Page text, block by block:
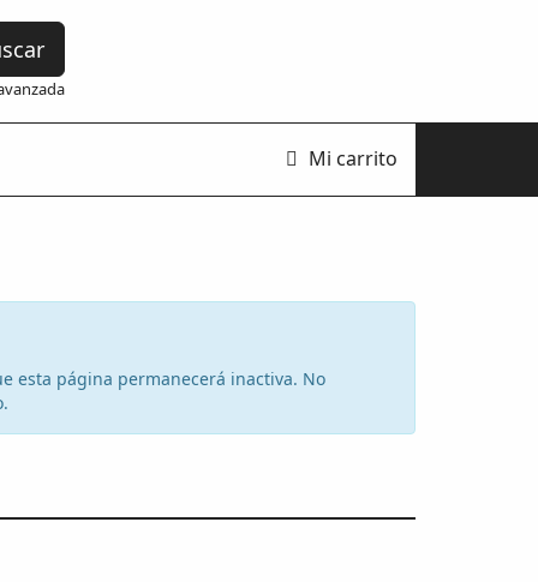
Mi carrito
esta página permanecerá inactiva. No